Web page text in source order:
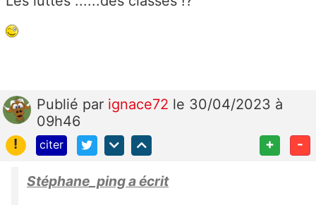
Publié par ignace72 le 30/04/2023 à
09h46
!
citer + -
Stéphane_ping a écrit